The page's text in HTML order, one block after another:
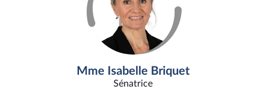
Mme Isabelle Briquet
Sénatrice